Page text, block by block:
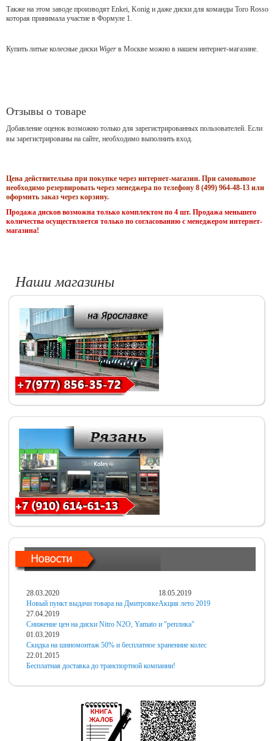
Также на этом заводе производят Enkei, Konig и даже диски для команды Toro Rosso
которая принимала участие в Формуле 1.
Купить литые колесные диски Wiger в Москве можно в нашем интернет-магазине.
Отзывы о товаре
Добавление оценок возможно только для зарегистрированных пользователей. Если
вы зарегистрированы на сайте, необходимо выполнить вход.
Цена действительна при покупке через интернет-магазин. При самовывозе
необходимо резервировать через менеджера по телефону 8 (499) 964-48-13 или
оформить заказ через корзину.
Продажа дисков возможна только комплектом по 4 шт. Продажа меньшего
количества осуществляется только по согласованию с менеджером интернет-
магазина!
Наши магазины
28.03.2020
Новый пункт выдачи товара на Дмитровке
18.05.2019
Акция лето 2019
27.04.2019
Снижение цен на диски Nitro N2O, Yamato и "реплика"
01.03.2019
Скидка на шиномонтаж 50% и бесплатное хранениие колес
22.01.2015
Бесплатная доставка до транспортной компании!